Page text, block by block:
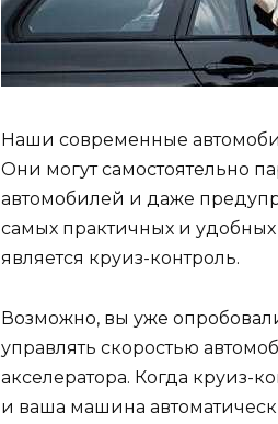
Наши современные
Они могут самостоятельно
автомобилей и даже
самых практичных и
является круиз-контроль.
Возможно, вы уже
управлять скоростью
акселератора. Когда круиз-
и ваша машина